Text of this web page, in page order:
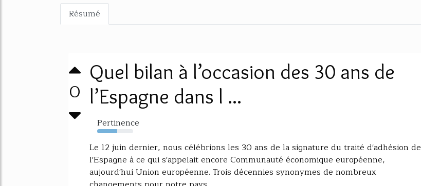
Résumé
0
Quel bilan à l’occasion des 30 ans de
l’Espagne dans l ...
Pertinence
56%
Le 12 juin dernier, nous célébrions les 30 ans de la signature du traité d'adhésion de
l'Espagne à ce qui s'appelait encore Communauté économique européenne,
aujourd'hui Union européenne. Trois décennies synonymes de nombreux